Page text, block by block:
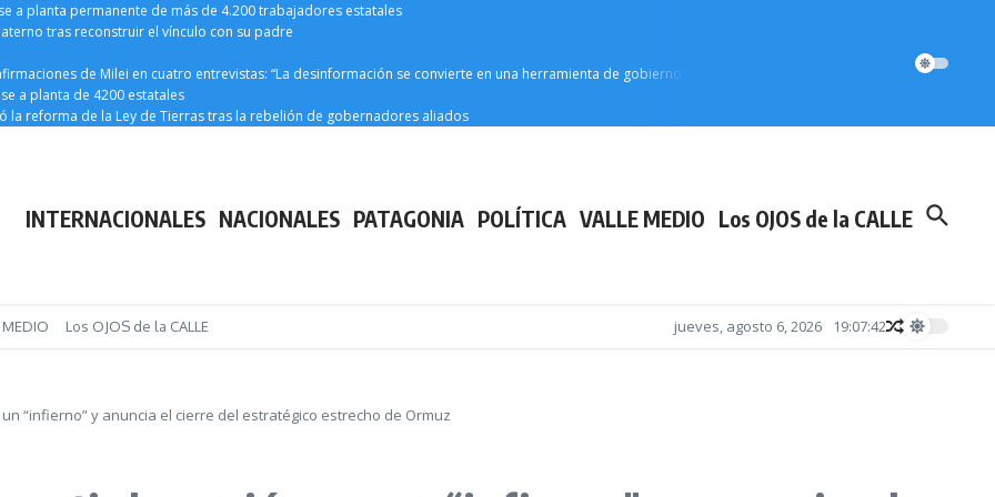
a planta permanente de más de 4.200 trabajadores estatales
tras reconstruir el vínculo con su padre
de Milei en cuatro entrevistas: “La desinformación se convierte en una herramienta de gobierno”
a planta de 4200 estatales
la reforma de la Ley de Tierras tras la rebelión de gobernadores aliados
INTERNACIONALES NACIONALES PATAGONIA POLÍTICA VALLE MEDIO Los OJOS de la CALLE
MEDIO Los OJOS de la CALLE jueves, agosto 6, 2026 19:07:42
“infierno” y anuncia el cierre del estratégico estrecho de Ormuz